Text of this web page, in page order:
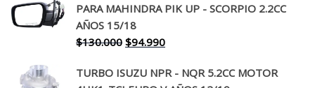
PARA MAHINDRA PIK UP - SCORPIO 2.2CC
AÑOS 15/18
$130.000 El
original
$94.990El
actual
TURBO ISUZU NPR - NQR 5.2CC MOTOR